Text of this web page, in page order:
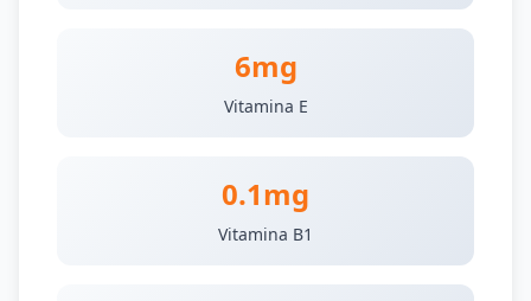
6mg
Vitamina E
0.1mg
Vitamina B1